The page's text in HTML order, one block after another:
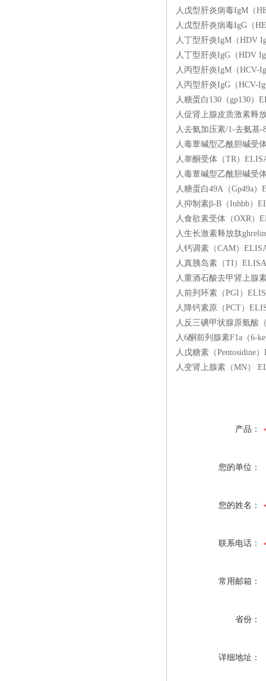
人戊型肝炎病毒IgM（
人戊型肝炎病毒IgG（
人丁型肝炎IgM（HDV
人丁型肝炎IgG（HDV
人丙型肝炎IgM（HCV-
人丙型肝炎IgG（HCV-
人糖蛋白130（gp130）
人促肾上腺皮质激素释
人去氨加压素/1-去氨基
人毒蕈碱型乙酰胆碱受
人睾酮受体（TR）
人毒蕈碱型乙酰胆碱受
人糖蛋白49A（Gp49a
人抑制素β-B（Inhbb）
人食欲素受体（OXR）
人生长激素释放肽
人钙调素（CAM）
人真胰岛素（TI）
人重酒石酸去甲肾上腺
人前列环素（PGI）
人降钙素原（PCT）
人反三碘甲状腺原氨酸
人6酮前列腺素F1a（6-
人戊糖素（Pentosidine
人变肾上腺素（MN）
产品：
您的单位：
您的姓名：
联系电话：
常用邮箱：
省份：
详细地址：